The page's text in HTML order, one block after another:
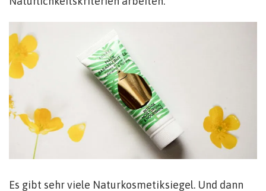
Es gibt sehr viele Naturkosmetiksiegel. Und dann